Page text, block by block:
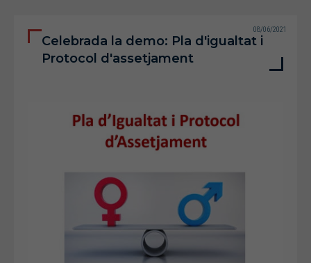
Celebrada la demo: Pla d'igualtat i
Protocol d'assetjament
08/06/2021